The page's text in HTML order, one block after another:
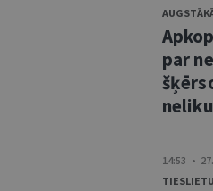
par
14:53 •